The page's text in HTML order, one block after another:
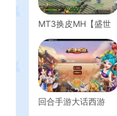
MT3换皮MH【盛世
Linux手工服务端+安
卓苹果双端+GM后台
+详细搭建教程+全套
源码+赞助攻略掉落
说明
回合手游大话西游